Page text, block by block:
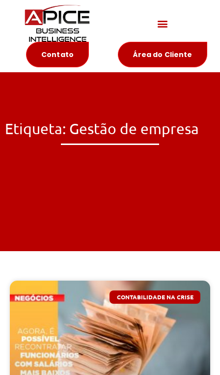
Contato Área do Cliente
Etiqueta: Gestão de empresa
CONTABILIDADE NA CRISE